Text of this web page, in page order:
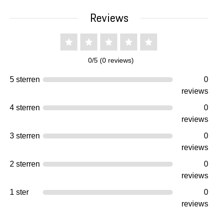
Reviews
0/5 (0 reviews)
5 sterren
0
reviews
4 sterren
0
reviews
3 sterren
0
reviews
2 sterren
0
reviews
1 ster
0
reviews